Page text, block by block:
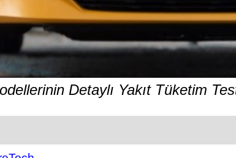
Detaylı Yakıt Tüketim